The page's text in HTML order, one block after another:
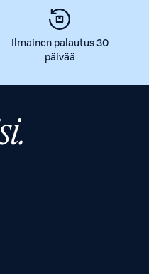
Ilmainen palautus 30
päivää